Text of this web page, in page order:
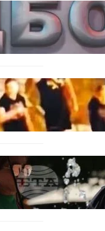
от 14
е
Имало
обяви
за